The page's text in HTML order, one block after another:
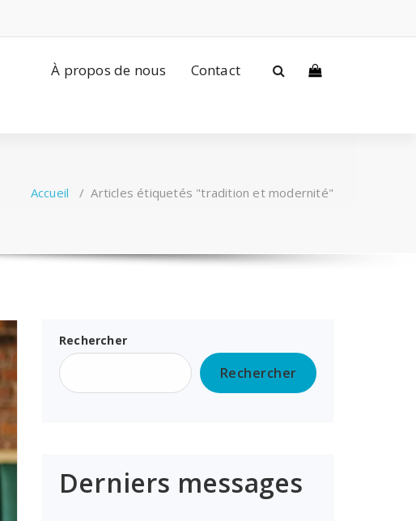
À propos de nous Contact
Accueil /Articles étiquetés "tradition et modernité"
Rechercher
Rechercher
Derniers messages